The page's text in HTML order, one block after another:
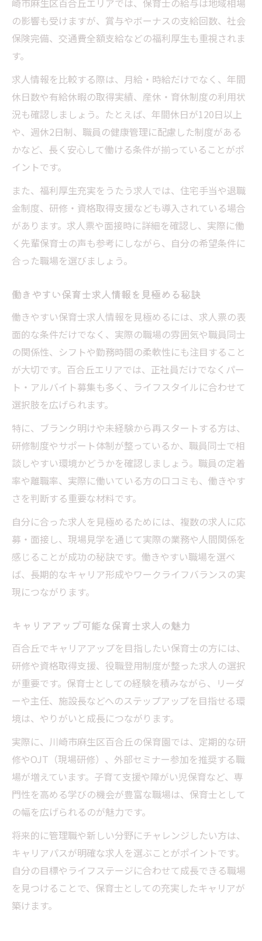
の影響も受けますが、賞与やボーナスの支給回数、社会
保険完備、交通費全額支給などの福利厚生も重視されま
す。
求人情報を比較する際は、月給・時給だけでなく、年間
休日数や有給休暇の取得実績、産休・育休制度の利用状
況も確認しましょう。たとえば、年間休日が120日以上
や、週休2日制、職員の健康管理に配慮した制度がある
かなど、長く安心して働ける条件が揃っていることがポ
イントです。
また、福利厚生充実をうたう求人では、住宅手当や退職
金制度、研修・資格取得支援なども導入されている場合
があります。求人票や面接時に詳細を確認し、実際に働
く先輩保育士の声も参考にしながら、自分の希望条件に
合った職場を選びましょう。
働きやすい保育士求人情報を見極める秘訣
働きやすい保育士求人情報を見極めるには、求人票の表
面的な条件だけでなく、実際の職場の雰囲気や職員同士
の関係性、シフトや勤務時間の柔軟性にも注目すること
が大切です。百合丘エリアでは、正社員だけでなくパー
ト・アルバイト募集も多く、ライフスタイルに合わせて
選択肢を広げられます。
特に、ブランク明けや未経験から再スタートする方は、
研修制度やサポート体制が整っているか、職員同士で相
談しやすい環境かどうかを確認しましょう。職員の定着
率や離職率、実際に働いている方の口コミも、働きやす
さを判断する重要な材料です。
自分に合った求人を見極めるためには、複数の求人に応
募・面接し、現場見学を通じて実際の業務や人間関係を
感じることが成功の秘訣です。働きやすい職場を選べ
ば、長期的なキャリア形成やワークライフバランスの実
現につながります。
キャリアアップ可能な保育士求人の魅力
百合丘でキャリアアップを目指したい保育士の方には、
研修や資格取得支援、役職登用制度が整った求人の選択
が重要です。保育士としての経験を積みながら、リーダ
ーや主任、施設長などへのステップアップを目指せる環
境は、やりがいと成長につながります。
実際に、川崎市麻生区百合丘の保育園では、定期的な研
修やOJT（現場研修）、外部セミナー参加を推奨する職
場が増えています。子育て支援や障がい児保育など、専
門性を高める学びの機会が豊富な職場は、保育士として
の幅を広げられるのが魅力です。
将来的に管理職や新しい分野にチャレンジしたい方は、
キャリアパスが明確な求人を選ぶことがポイントです。
自分の目標やライフステージに合わせて成長できる職場
を見つけることで、保育士としての充実したキャリアが
築けます。